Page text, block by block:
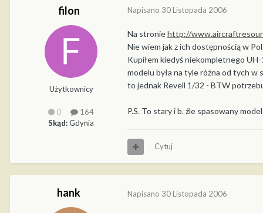
filon
Użytkownicy
0
164
Skąd:Gdynia
Napisano 30 Listopada 2006
Na stroniehttp://
Nie wiem jak z ich dostępnością w
Kupiłem kiedyś niekompletnego
modelu była na tyle różna od tych w
to jednak Revell 1/32 - BTW
P.S. To stary i b. źle spasowany
Cytuj
hank Napisano 30 Listopada 2006